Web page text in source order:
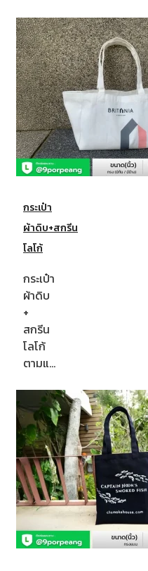
กระเป๋า
ผ้าดิบ+สกรีน
โลโก้
กระเป๋า
ผ้าดิบ
+
สกรีน
โลโก้
ตามแ…